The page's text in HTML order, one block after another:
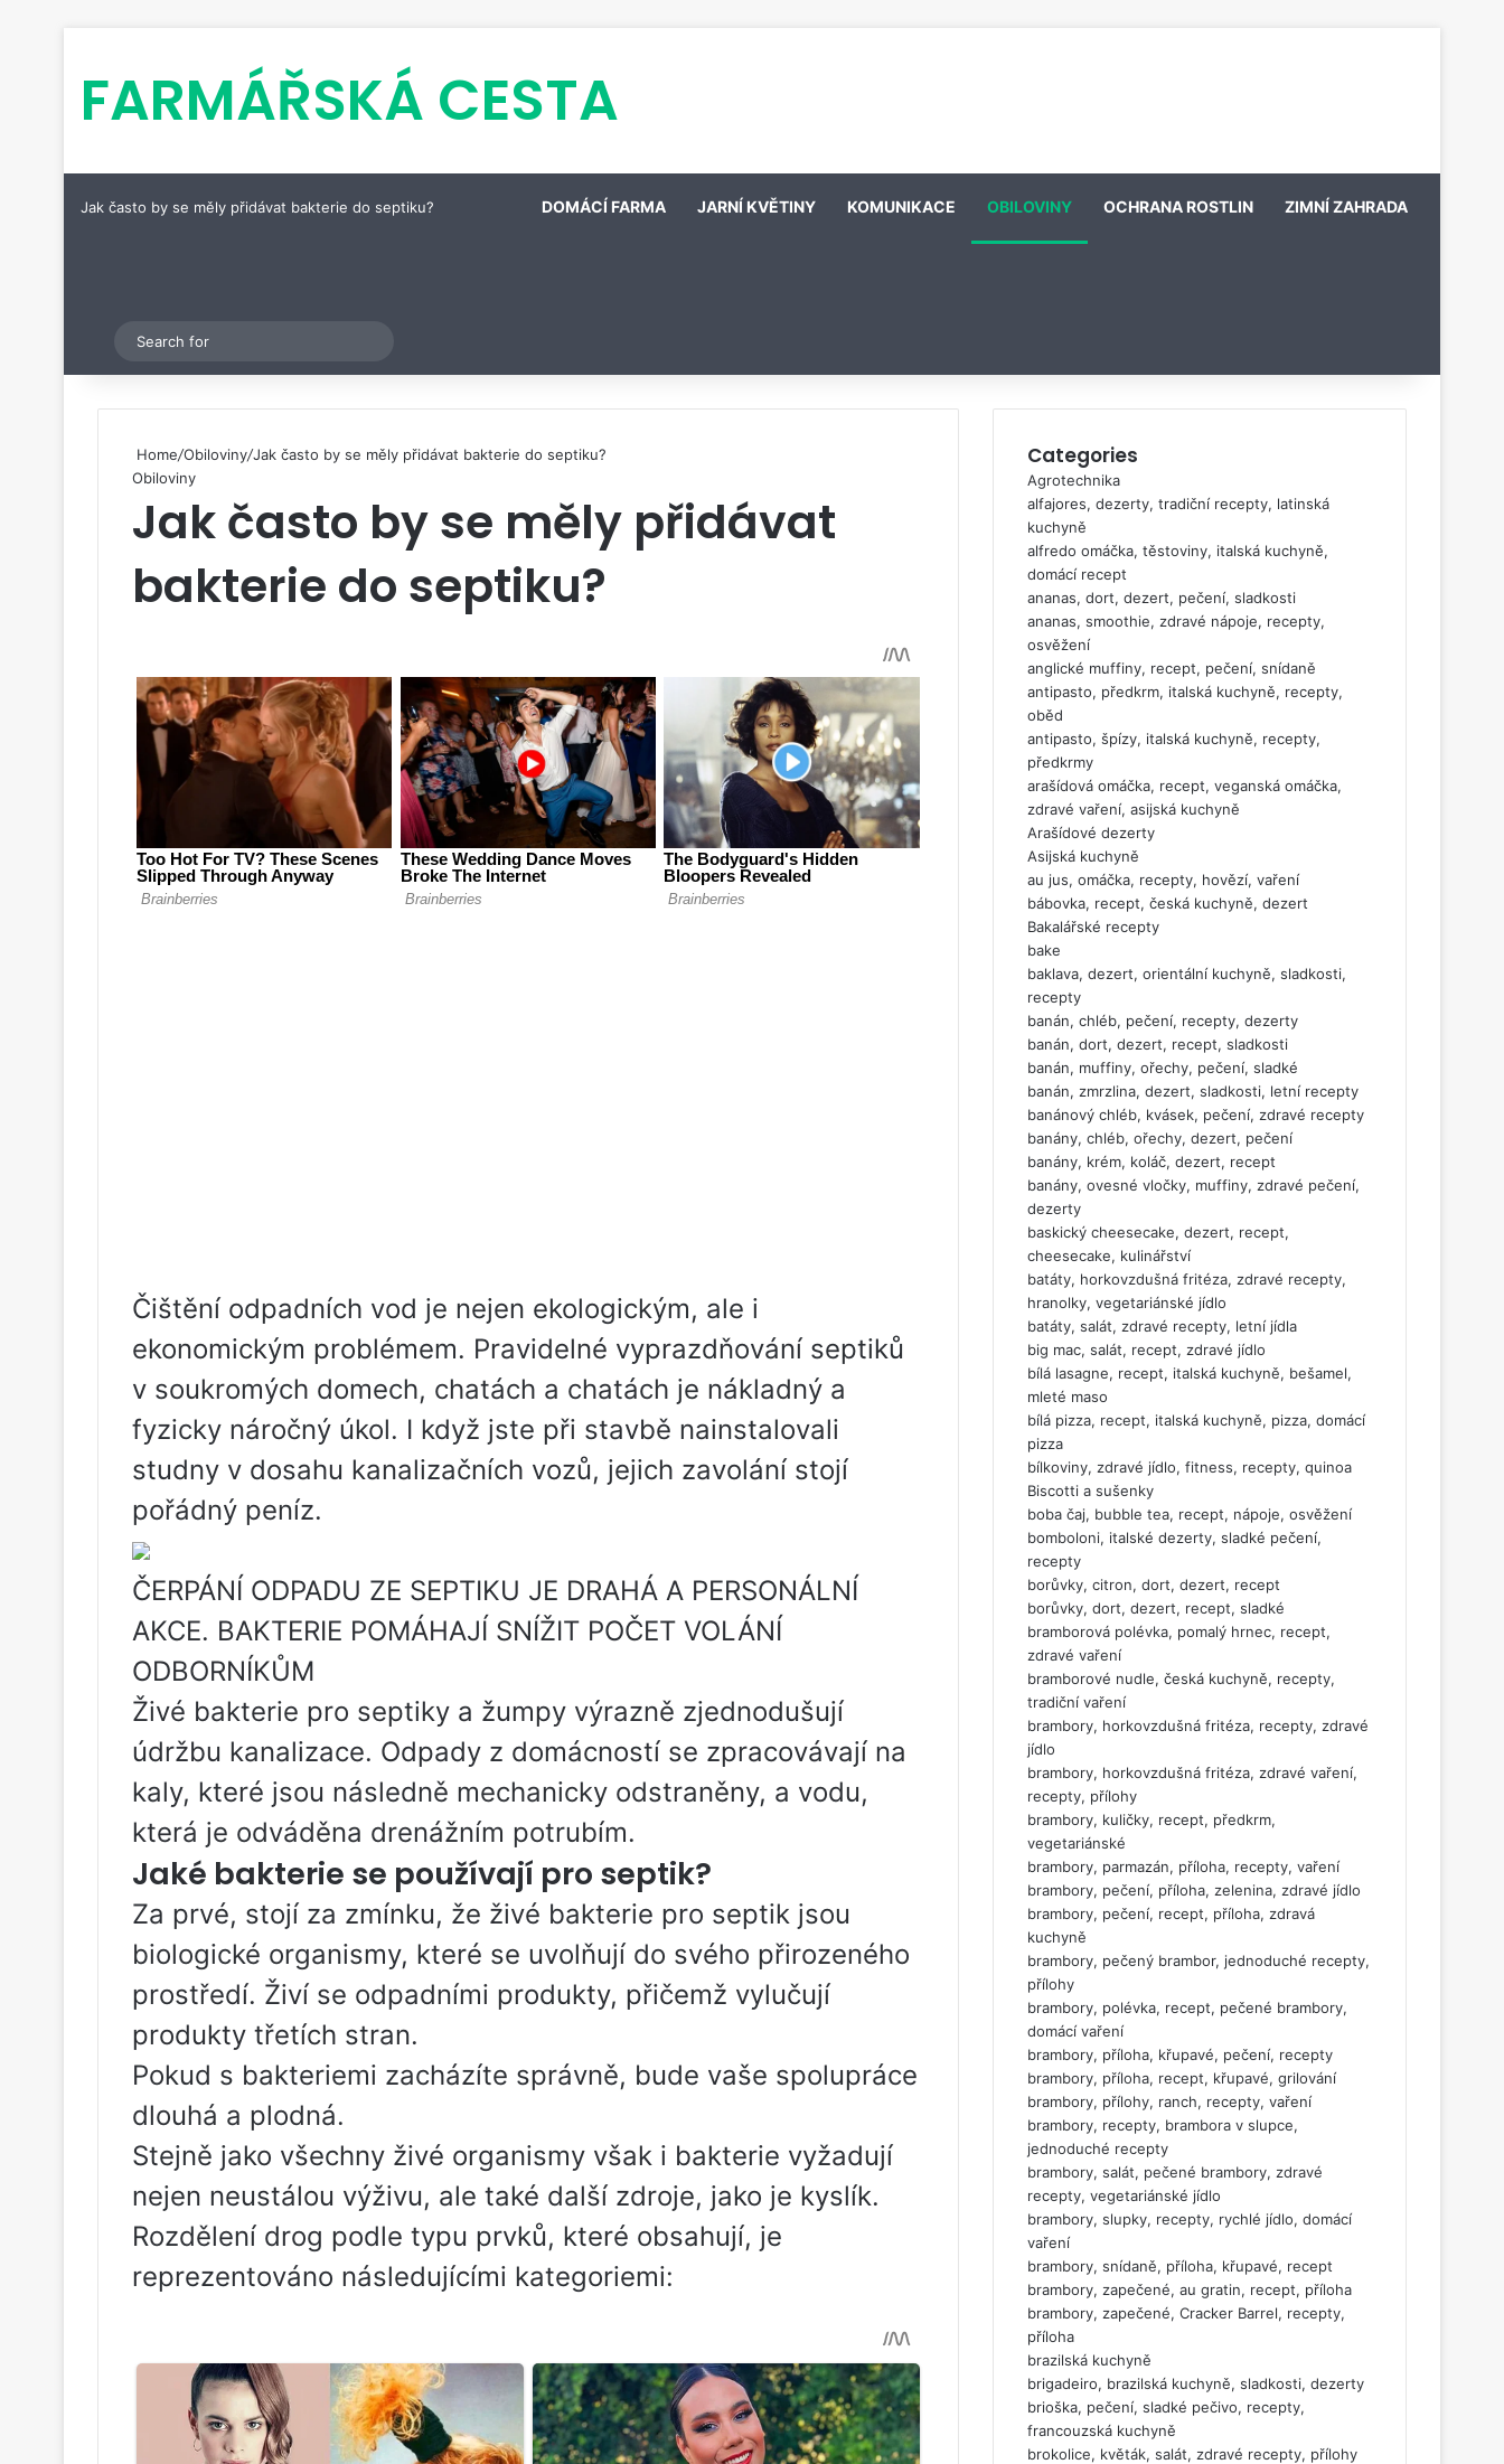
FARMÁŘSKÁ CESTA
Jak často by se měly přidávat bakterie do septiku? DOMÁCÍ FARMA JARNÍ KVĚTINY KOMUNIKACE OBILOVINY OCHRANA ROSTLIN ZIMNÍ ZAHRADA
Switch skin
for
Home/Obiloviny/Jak často by se měly přidávat bakterie do septiku?
Obiloviny
Jak často by se měly přidávat
bakterie do septiku?
Čištění odpadních vod je nejen ekologickým, ale i
ekonomickým problémem. Pravidelné vyprazdňování septiků
v soukromých domech, chatách a chatách je nákladný a
fyzicky náročný úkol. I když jste při stavbě nainstalovali
studny v dosahu kanalizačních vozů, jejich zavolání stojí
pořádný peníz.
ČERPÁNÍ ODPADU ZE SEPTIKU JE DRAHÁ A PERSONÁLNÍ
AKCE. BAKTERIE POMÁHAJÍ SNÍŽIT POČET VOLÁNÍ
ODBORNÍKŮM
Živé bakterie pro septiky a žumpy výrazně zjednodušují
údržbu kanalizace. Odpady z domácností se zpracovávají na
kaly, které jsou následně mechanicky odstraněny, a vodu,
která je odváděna drenážním potrubím.
Jaké bakterie se používají pro septik?
Za prvé, stojí za zmínku, že živé bakterie pro septik jsou
biologické organismy, které se uvolňují do svého přirozeného
prostředí. Živí se odpadními produkty, přičemž vylučují
produkty třetích stran.
Pokud s bakteriemi zacházíte správně, bude vaše spolupráce
dlouhá a plodná.
Stejně jako všechny živé organismy však i bakterie vyžadují
nejen neustálou výživu, ale také další zdroje, jako je kyslík.
Rozdělení drog podle typu prvků, které obsahují, je
reprezentováno následujícími kategoriemi:
Categories
Agrotechnika
alfajores, dezerty, tradiční recepty, latinská
kuchyně
alfredo omáčka, těstoviny, italská kuchyně,
domácí recept
ananas, dort, dezert, pečení, sladkosti
ananas, smoothie, zdravé nápoje, recepty,
osvěžení
anglické muffiny, recept, pečení, snídaně
antipasto, předkrm, italská kuchyně, recepty,
oběd
antipasto, špízy, italská kuchyně, recepty,
předkrmy
arašídová omáčka, recept, veganská omáčka,
zdravé vaření, asijská kuchyně
Arašídové dezerty
Asijská kuchyně
au jus, omáčka, recepty, hovězí, vaření
bábovka, recept, česká kuchyně, dezert
Bakalářské recepty
bake
baklava, dezert, orientální kuchyně, sladkosti,
recepty
banán, chléb, pečení, recepty, dezerty
banán, dort, dezert, recept, sladkosti
banán, muffiny, ořechy, pečení, sladké
banán, zmrzlina, dezert, sladkosti, letní recepty
banánový chléb, kvásek, pečení, zdravé recepty
banány, chléb, ořechy, dezert, pečení
banány, krém, koláč, dezert, recept
banány, ovesné vločky, muffiny, zdravé pečení,
dezerty
baskický cheesecake, dezert, recept,
cheesecake, kulinářství
batáty, horkovzdušná fritéza, zdravé recepty,
hranolky, vegetariánské jídlo
batáty, salát, zdravé recepty, letní jídla
big mac, salát, recept, zdravé jídlo
bílá lasagne, recept, italská kuchyně, bešamel,
mleté maso
bílá pizza, recept, italská kuchyně, pizza, domácí
pizza
bílkoviny, zdravé jídlo, fitness, recepty, quinoa
Biscotti a sušenky
boba čaj, bubble tea, recept, nápoje, osvěžení
bomboloni, italské dezerty, sladké pečení,
recepty
borůvky, citron, dort, dezert, recept
borůvky, dort, dezert, recept, sladké
bramborová polévka, pomalý hrnec, recept,
zdravé vaření
bramborové nudle, česká kuchyně, recepty,
tradiční vaření
brambory, horkovzdušná fritéza, recepty, zdravé
jídlo
brambory, horkovzdušná fritéza, zdravé vaření,
recepty, přílohy
brambory, kuličky, recept, předkrm,
vegetariánské
brambory, parmazán, příloha, recepty, vaření
brambory, pečení, příloha, zelenina, zdravé jídlo
brambory, pečení, recept, příloha, zdravá
kuchyně
brambory, pečený brambor, jednoduché recepty,
přílohy
brambory, polévka, recept, pečené brambory,
domácí vaření
brambory, příloha, křupavé, pečení, recepty
brambory, příloha, recept, křupavé, grilování
brambory, přílohy, ranch, recepty, vaření
brambory, recepty, brambora v slupce,
jednoduché recepty
brambory, salát, pečené brambory, zdravé
recepty, vegetariánské jídlo
brambory, slupky, recepty, rychlé jídlo, domácí
vaření
brambory, snídaně, příloha, křupavé, recept
brambory, zapečené, au gratin, recept, příloha
brambory, zapečené, Cracker Barrel, recepty,
příloha
brazilská kuchyně
brigadeiro, brazilská kuchyně, sladkosti, dezerty
brioška, pečení, sladké pečivo, recepty,
francouzská kuchyně
brokolice, květák, salát, zdravé recepty, přílohy